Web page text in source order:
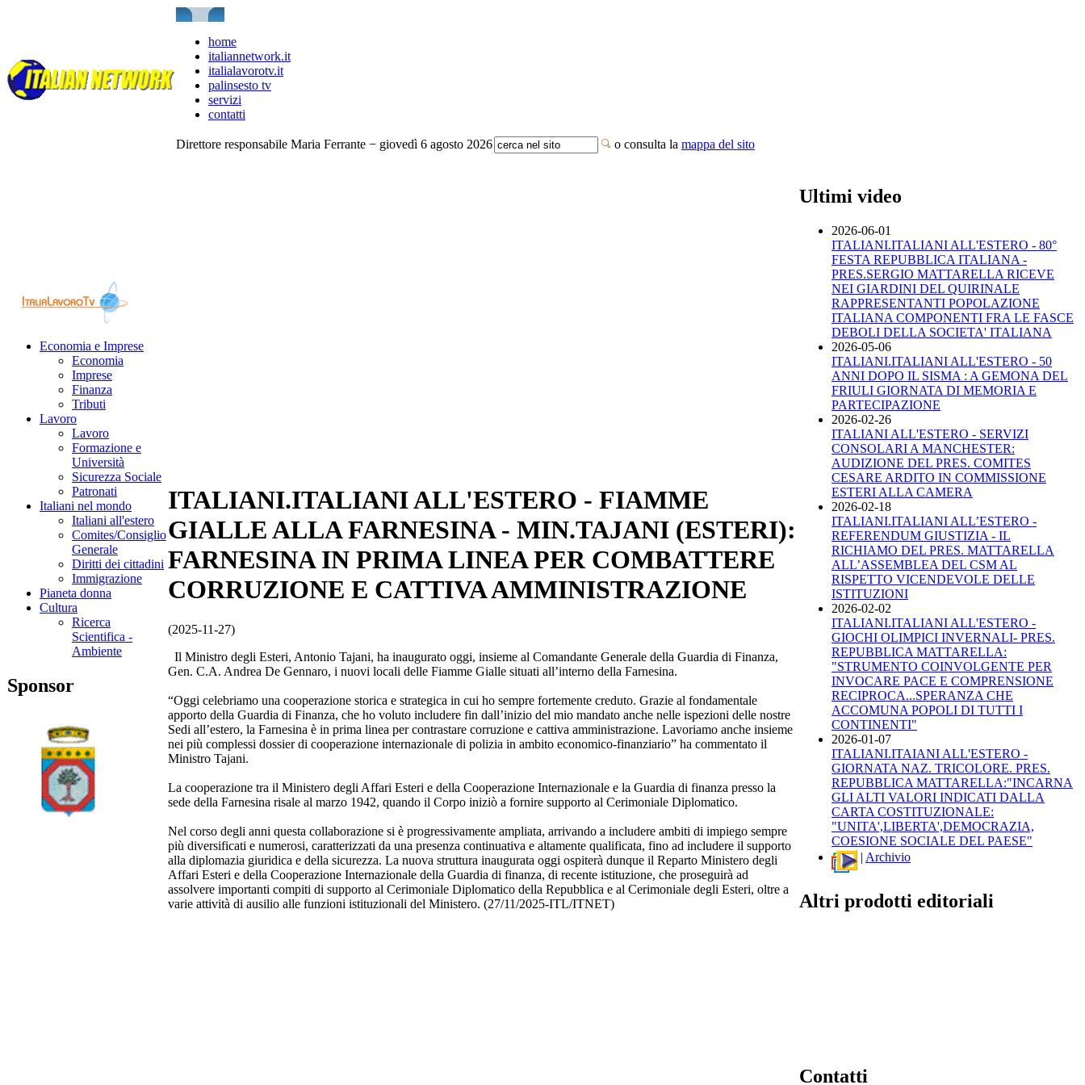
home
italiannetwork.it
italialavorotv.it
palinsesto tv
servizi
contatti
Direttore responsabile Maria Ferrante − giovedì 6 agosto 2026 o consulta la mappa del sito
Economia e Imprese
Economia
Imprese
Finanza
Tributi
Lavoro
Lavoro
Formazione e
Università
Sicurezza Sociale
Patronati
Italiani nel mondo
Italiani all'estero
Comites/Consiglio
Generale
Diritti dei cittadini
Immigrazione
Pianeta donna
Cultura
Ricerca
Scientifica -
Ambiente
Sponsor
ITALIANI.ITALIANI ALL'ESTERO - FIAMME
GIALLE ALLA FARNESINA - MIN.TAJANI (ESTERI):
FARNESINA IN PRIMA LINEA PER COMBATTERE
CORRUZIONE E CATTIVA AMMINISTRAZIONE
(2025-11-27)
Il Ministro degli Esteri, Antonio Tajani, ha inaugurato oggi, insieme al Comandante Generale della Guardia di Finanza,
Gen. C.A. Andrea De Gennaro, i nuovi locali delle Fiamme Gialle situati all’interno della Farnesina.
“Oggi celebriamo una cooperazione storica e strategica in cui ho sempre fortemente creduto. Grazie al fondamentale
apporto della Guardia di Finanza, che ho voluto includere fin dall’inizio del mio mandato anche nelle ispezioni delle nostre
Sedi all’estero, la Farnesina è in prima linea per contrastare corruzione e cattiva amministrazione. Lavoriamo anche insieme
nei più complessi dossier di cooperazione internazionale di polizia in ambito economico-finanziario” ha commentato il
Ministro Tajani.
La cooperazione tra il Ministero degli Affari Esteri e della Cooperazione Internazionale e la Guardia di finanza presso la
sede della Farnesina risale al marzo 1942, quando il Corpo iniziò a fornire supporto al Cerimoniale Diplomatico.
Nel corso degli anni questa collaborazione si è progressivamente ampliata, arrivando a includere ambiti di impiego sempre
più diversificati e numerosi, caratterizzati da una presenza continuativa e altamente qualificata, fino ad includere il supporto
alla diplomazia giuridica e della sicurezza. La nuova struttura inaugurata oggi ospiterà dunque il Reparto Ministero degli
Affari Esteri e della Cooperazione Internazionale della Guardia di finanza, di recente istituzione, che proseguirà ad
assolvere importanti compiti di supporto al Cerimoniale Diplomatico della Repubblica e al Cerimoniale degli Esteri, oltre a
varie attività di ausilio alle funzioni istituzionali del Ministero. (27/11/2025-ITL/ITNET)
Ultimi video
2026-06-01
ITALIANI.ITALIANI ALL'ESTERO - 80°
FESTA REPUBBLICA ITALIANA -
PRES.SERGIO MATTARELLA RICEVE
NEI GIARDINI DEL QUIRINALE
RAPPRESENTANTI POPOLAZIONE
ITALIANA COMPONENTI FRA LE FASCE
DEBOLI DELLA SOCIETA' ITALIANA
2026-05-06
ITALIANI.ITALIANI ALL'ESTERO - 50
ANNI DOPO IL SISMA : A GEMONA DEL
FRIULI GIORNATA DI MEMORIA E
PARTECIPAZIONE
2026-02-26
ITALIANI ALL'ESTERO - SERVIZI
CONSOLARI A MANCHESTER:
AUDIZIONE DEL PRES. COMITES
CESARE ARDITO IN COMMISSIONE
ESTERI ALLA CAMERA
2026-02-18
ITALIANI.ITALIANI ALL’ESTERO -
REFERENDUM GIUSTIZIA - IL
RICHIAMO DEL PRES. MATTARELLA
ALL’ASSEMBLEA DEL CSM AL
RISPETTO VICENDEVOLE DELLE
ISTITUZIONI
2026-02-02
ITALIANI.ITALIANI ALL'ESTERO -
GIOCHI OLIMPICI INVERNALI- PRES.
REPUBBLICA MATTARELLA:
"STRUMENTO COINVOLGENTE PER
INVOCARE PACE E COMPRENSIONE
RECIPROCA...SPERANZA CHE
ACCOMUNA POPOLI DI TUTTI I
CONTINENTI"
2026-01-07
ITALIANI.ITAIANI ALL'ESTERO -
GIORNATA NAZ. TRICOLORE. PRES.
REPUBBLICA MATTARELLA:"INCARNA
GLI ALTI VALORI INDICATI DALLA
CARTA COSTITUZIONALE:
"UNITA',LIBERTA',DEMOCRAZIA,
COESIONE SOCIALE DEL PAESE"
| Archivio
Altri prodotti editoriali
Contatti